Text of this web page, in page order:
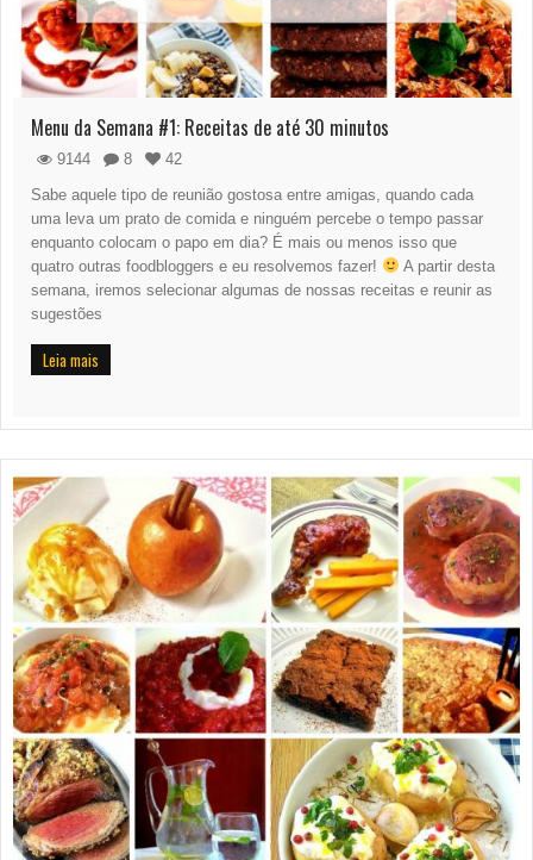
Menu da Semana #1: Receitas de até 30 minutos
9144 8
42
Sabe aquele tipo de reunião gostosa entre amigas, quando cada
uma leva um prato de comida e ninguém percebe o tempo passar
enquanto colocam o papo em dia? É mais ou menos isso que
quatro outras foodbloggers e eu resolvemos fazer!
A partir desta
semana, iremos selecionar algumas de nossas receitas e reunir as
sugestões
Leia mais